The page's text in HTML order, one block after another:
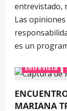
entrevistado,
Las
es un
Entrevista
MARIANA